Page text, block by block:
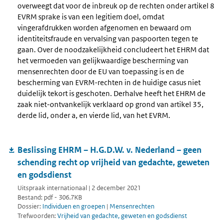
overweegt dat voor de inbreuk op de rechten onder artikel 8
EVRM sprake is van een legitiem doel, omdat
vingerafdrukken worden afgenomen en bewaard om
identiteitsfraude en vervalsing van paspoorten tegen te
gaan. Over de noodzakelijkheid concludeert het EHRM dat
het vermoeden van gelijkwaardige bescherming van
mensenrechten door de EU van toepassing is en de
bescherming van EVRM-rechten in de huidige casus niet
duidelijk tekort is geschoten. Derhalve heeft het EHRM de
zaak niet-ontvankelijk verklaard op grond van artikel 35,
derde lid, onder a, en vierde lid, van het EVRM.
Beslissing EHRM – H.G.D.W. v. Nederland – geen
schending recht op vrijheid van gedachte, geweten
en godsdienst
Uitspraak internationaal | 2 december 2021
Bestand: pdf - 306.7KB
Dossier: Individuen en groepen | Mensenrechten
Trefwoorden:Vrijheid van gedachte, geweten en godsdienst